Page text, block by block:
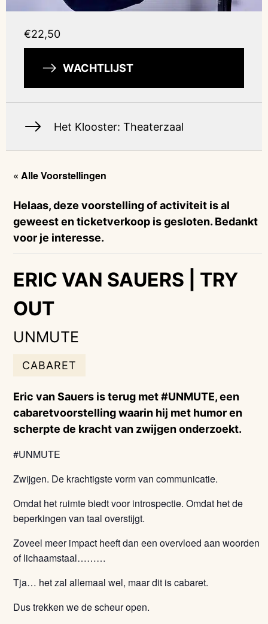
« Alle Voorstellingen
Helaas, deze voorstelling of activiteit is al
geweest en ticketverkoop is gesloten. Bedankt
voor je interesse.
ERIC VAN SAUERS | TRY
OUT
UNMUTE
CABARET
Eric van Sauers is terug met #UNMUTE, een
cabaretvoorstelling waarin hij met humor en
scherpte de kracht van zwijgen onderzoekt.
#UNMUTE
Zwijgen. De krachtigste vorm van communicatie.
Omdat het ruimte biedt voor introspectie. Omdat het de
beperkingen van taal overstijgt.
Zoveel meer impact heeft dan een overvloed aan woorden
of lichaamstaal………
Tja… het zal allemaal wel, maar dit is cabaret.
Dus trekken we de scheur open.
€22,50
WACHTLIJST
Het Klooster: Theaterzaal